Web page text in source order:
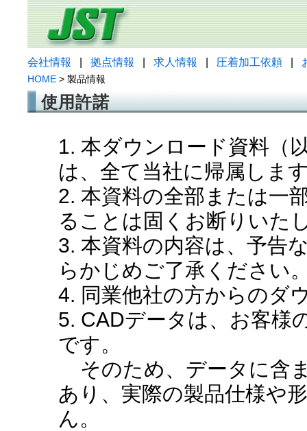
会社情報 拠点情報 求人情報 圧着加工依頼
HOME > 製品情報
使用許諾
1. 本ダウンロード資料（
は、全て当社に帰属しま
2. 本資料の全部または一
ることは固くお断りいた
3. 本資料の内容は、予告
らかじめご了承ください
4. 同業他社の方からのダ
5. CADデータは、お客様
です。
そのため、データに含
あり、実際の製品仕様や
ん。